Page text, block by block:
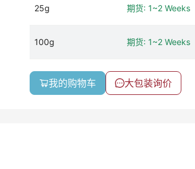
25g 期货: 1~2 Weeks
100g 期货: 1~2 Weeks
我的购物车 大包装询价